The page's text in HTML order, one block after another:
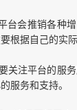
台会推销各种
根据自己的实
关注平台的服
服务和支持。